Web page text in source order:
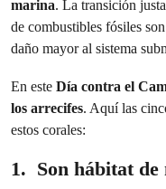
marina. La transición
de combustibles fósiles
daño mayor al sistema
En este Día contra el
los arrecifes. Aquí las
estos corales:
1. Son hábitat de